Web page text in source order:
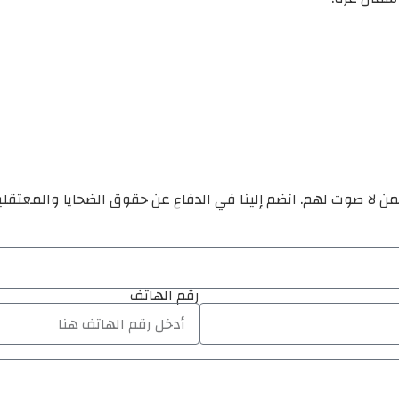
لا صوت لهم. انضم إلينا في الدفاع عن حقوق الضحايا
رقم الهاتف